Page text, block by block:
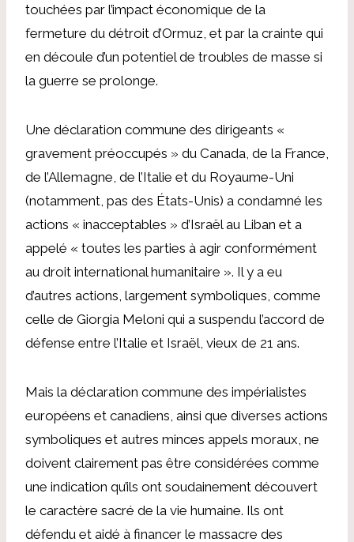
touchées par l’impact économique de la
fermeture du détroit d’Ormuz, et par la crainte qui
en découle d’un potentiel de troubles de masse si
la guerre se prolonge.
Une déclaration commune des dirigeants «
gravement préoccupés » du Canada, de la France,
de l’Allemagne, de l’Italie et du Royaume-Uni
(notamment, pas des États-Unis) a condamné les
actions « inacceptables » d’Israël au Liban et a
appelé « toutes les parties à agir conformément
au droit international humanitaire ». Il y a eu
d’autres actions, largement symboliques, comme
celle de Giorgia Meloni qui a suspendu l’accord de
défense entre l’Italie et Israël, vieux de 21 ans.
Mais la déclaration commune des impérialistes
européens et canadiens, ainsi que diverses actions
symboliques et autres minces appels moraux, ne
doivent clairement pas être considérées comme
une indication qu’ils ont soudainement découvert
le caractère sacré de la vie humaine. Ils ont
défendu et aidé à financer le massacre des